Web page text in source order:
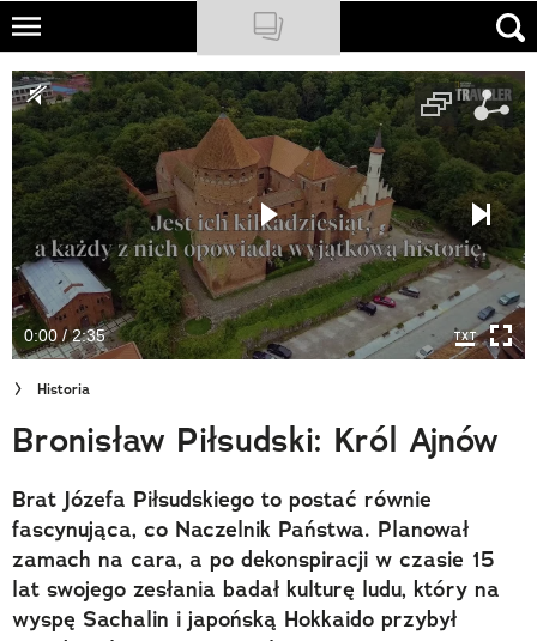
Skip
main
content
NATIONAL GEOGRAPHIC
TRAVELER
PODCASTY
Sklep
Newsletter
Cuda Polski
Wielki Konkurs Fotograficzny
Trendbook Podróżniczy
Polecane
0:00 / 2:35
Historia
Bronisław Piłsudski: Król Ajnów
Brat Józefa Piłsudskiego to postać równie
fascynująca, co Naczelnik Państwa. Planował
zamach na cara, a po dekonspiracji w czasie 15
lat swojego zesłania badał kulturę ludu, który na
wyspę Sachalin i japońską Hokkaido przybył